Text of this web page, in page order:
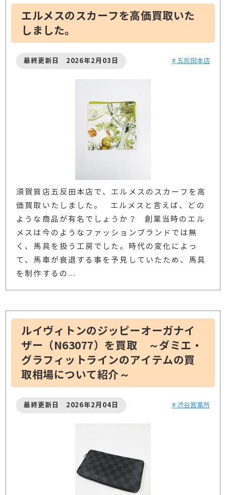
エルメスのスカーフを高価買取いた
しました。
最終更新日 2026年2月03日 # 五反田本店
須賀質店五反田本店で、エルメスのスカーフを高
価買取いたしました。 エルメスと言えば、どの
ような商品が有名でしょうか？ 創業当時のエル
メスは今のようなファッションブランドでは無
く、馬具を扱う工房でした。時代の変化によっ
て、馬車が衰退する事を予見していたため、馬具
を制作するの …
ルイヴィトンのジッピーオーガナイ
ザー（N63077）を買取 ～ダミエ・
グラフィットラインのアイテムの買
取相場について紹介～
最終更新日 2026年2月04日 # 渋谷営業所